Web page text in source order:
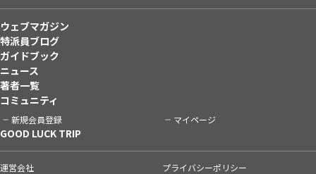
ウェブマガジン
特派員ブログ
ガイドブック
ニュース
著者一覧
コミュニティ
新規会員登録 マイページ
GOOD LUCK TRIP
運営会社 プライバシーポリシー